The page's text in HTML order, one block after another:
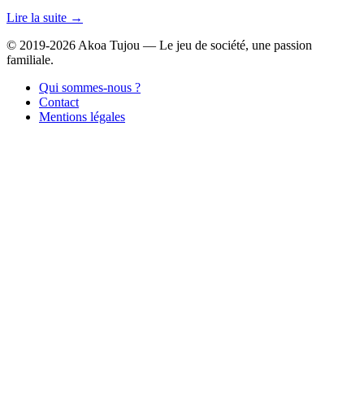
Lire la suite →
© 2019-2026 Akoa Tujou — Le jeu de société, une passion
familiale.
Qui sommes-nous ?
Contact
Mentions légales